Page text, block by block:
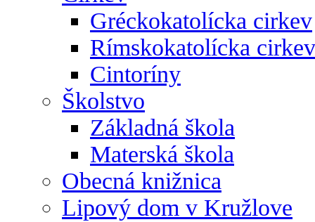
Gréckokatolícka cirkev
Rímskokatolícka cirkev
Cintoríny
Školstvo
Základná škola
Materská škola
Obecná knižnica
Lipový dom v Kružlove